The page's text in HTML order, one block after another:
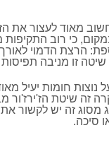
מאוד לעצור את
כי רוב
הרצת הדמוי
זו מניבה
נוצות חומות יעיל
זה שיטת הז'ירז'ור
מסוג זה יש לקשור
סיכה.